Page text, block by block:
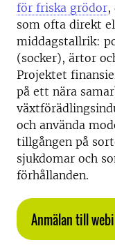
för friska grödor,
som ofta direkt
middagstallrik:
(socker), ärtor
Projektet
på ett nära
och använda
tillgången på
sjukdomar och
förhållanden.
Anmälan till